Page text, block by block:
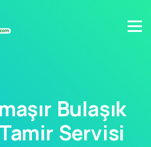
Bulaşık
Servisi